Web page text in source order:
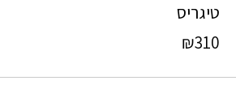
טיגריס
₪310